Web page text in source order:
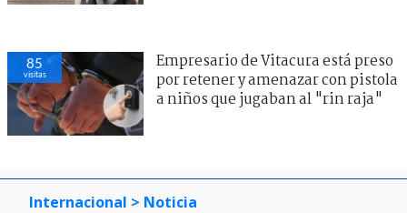
85
visitas
Empresario de Vitacura está preso
por retener y amenazar con pistola
a niños que jugaban al "rin raja"
Internacional > Noticia